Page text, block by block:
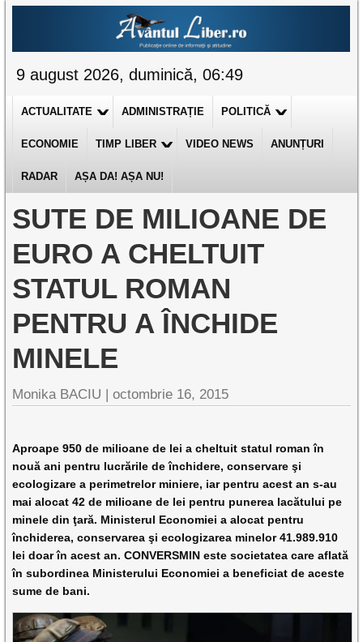
9 august 2026, duminică, 06:49
ACTUALITATE ADMINISTRAȚIE POLITICĂ
ECONOMIE TIMP LIBER VIDEO NEWS ANUNȚURI
RADAR AȘA DA! AȘA NU!
SUTE DE MILIOANE DE
EURO A CHELTUIT
STATUL ROMAN
PENTRU A ÎNCHIDE
MINELE
Monika BACIU |octombrie 16, 2015
Aproape 950 de milioane de lei a cheltuit statul roman în
nouă ani pentru lucrările de închidere, conservare şi
ecologizare a perimetrelor miniere, iar pentru acest an s-au
mai alocat 42 de milioane de lei pentru punerea lacătului pe
minele din ţară. Ministerul Economiei a alocat pentru
închiderea, conservarea şi ecologizarea minelor 41.989.910
lei doar în acest an. CONVERSMIN este societatea care aflată
în subordinea Ministerului Economiei a beneficiat de aceste
sume de bani.